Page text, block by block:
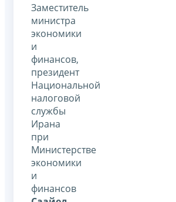
Заместитель
министра
экономики
и
финансов,
президент
Национальной
налоговой
службы
Ирана
при
Министерстве
экономики
и
финансов